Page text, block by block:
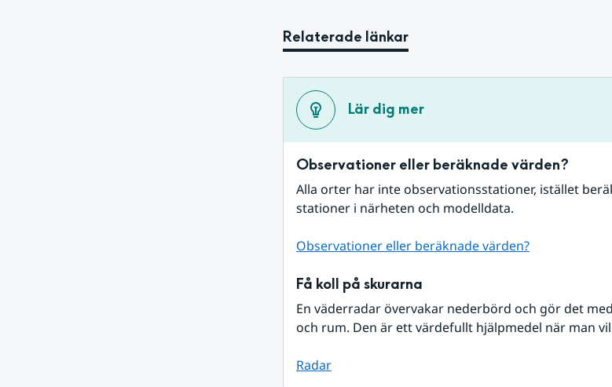
Relaterade länkar
Lär dig mer
Observationer eller beräknade värden?
Alla orter har inte observationsstationer, istället
stationer i närheten och modelldata.
Observationer eller beräknade värden?
Få koll på skurarna
En väderradar övervakar nederbörd och gör det
och rum. Den är ett värdefullt hjälpmedel när man
Radar